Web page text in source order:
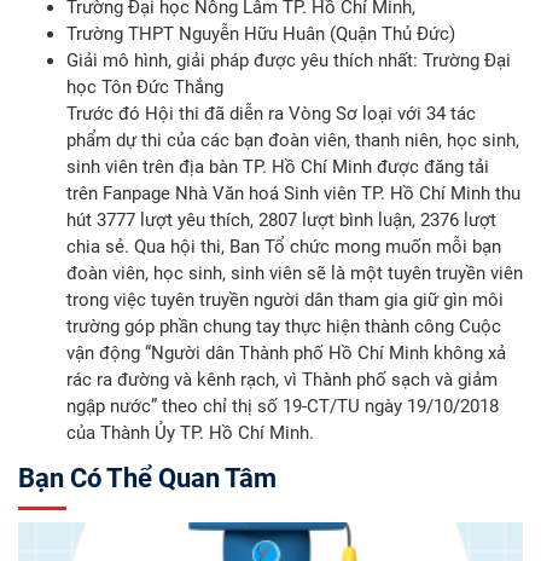
Trường Đại học Nông Lâm TP. Hồ Chí Minh,
Trường THPT Nguyễn Hữu Huân (Quận Thủ Đức)
Giải mô hình, giải pháp được yêu thích nhất: Trường Đại
học Tôn Đức Thắng
Trước đó Hội thi đã diễn ra Vòng Sơ loại với 34 tác
phẩm dự thi của các bạn đoàn viên, thanh niên, học sinh,
sinh viên trên địa bàn TP. Hồ Chí Minh được đăng tải
trên Fanpage Nhà Văn hoá Sinh viên TP. Hồ Chí Minh thu
hút 3777 lượt yêu thích, 2807 lượt bình luận, 2376 lượt
chia sẻ. Qua hội thi, Ban Tổ chức mong muốn mỗi bạn
đoàn viên, học sinh, sinh viên sẽ là một tuyên truyền viên
trong việc tuyên truyền người dân tham gia giữ gìn môi
trường góp phần chung tay thực hiện thành công Cuộc
vận động “Người dân Thành phố Hồ Chí Minh không xả
rác ra đường và kênh rạch, vì Thành phố sạch và giảm
ngập nước” theo chỉ thị số 19-CT/TU ngày 19/10/2018
của Thành Ủy TP. Hồ Chí Minh.
Bạn Có Thể Quan Tâm